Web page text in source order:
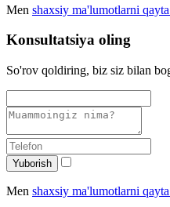
Men shaxsiy ma'lumotlarni
Konsultatsiya oling
So'rov qoldiring, biz siz bilan
Yuborish
Men shaxsiy ma'lumotlarni